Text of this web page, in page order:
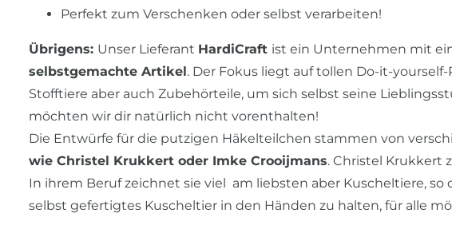
Perfekt zum Verschenken oder selbst verarbeiten!
Übrigens: Unser Lieferant HardiCraft ist ein Unternehmen mit
selbstgemachte Artikel . Der Fokus liegt auf tollen Do-it-
Stofftiere aber auch Zubehörteile, um sich selbst seine
möchten wir dir natürlich nicht vorenthalten!
Die Entwürfe für die putzigen Häkelteilchen stammen von
wie Christel Krukkert oder Imke Crooijmans. Christel Krukkert
In ihrem Beruf zeichnet sie viel  am liebsten aber Kuscheltiere, so
selbst gefertigtes Kuscheltier in den Händen zu halten, für alle